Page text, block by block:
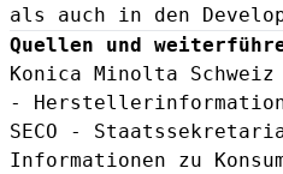
als auch in den
Quellen und
Konica Minolta
-
SECO -
Informationen zu